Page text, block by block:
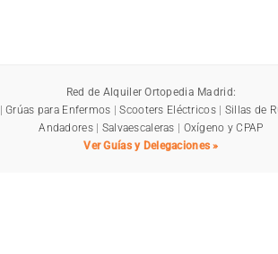
Red de Alquiler Ortopedia Madrid:
|Grúas para Enfermos |Scooters Eléctricos| Sillas de
Andadores| Salvaescaleras | Oxígeno y CPAP
Ver Guías y Delegaciones »